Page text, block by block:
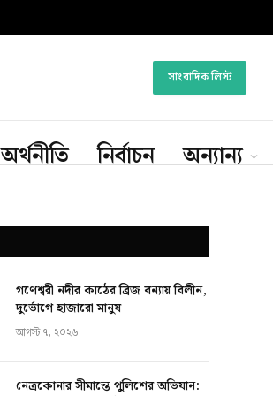
সাংবাদিক লিস্ট
অর্থনীতি নির্বাচন অন্যান্য
গণেশ্বরী নদীর কাঠের ব্রিজ বন্যায় বিলীন,
দুর্ভোগে হাজারো মানুষ
আগস্ট ৭, ২০২৬
নেত্রকোনার সীমান্তে পুলিশের অভিযান: